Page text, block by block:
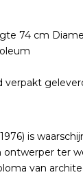
74 cm
verpakt
is
ontwerper ter
van